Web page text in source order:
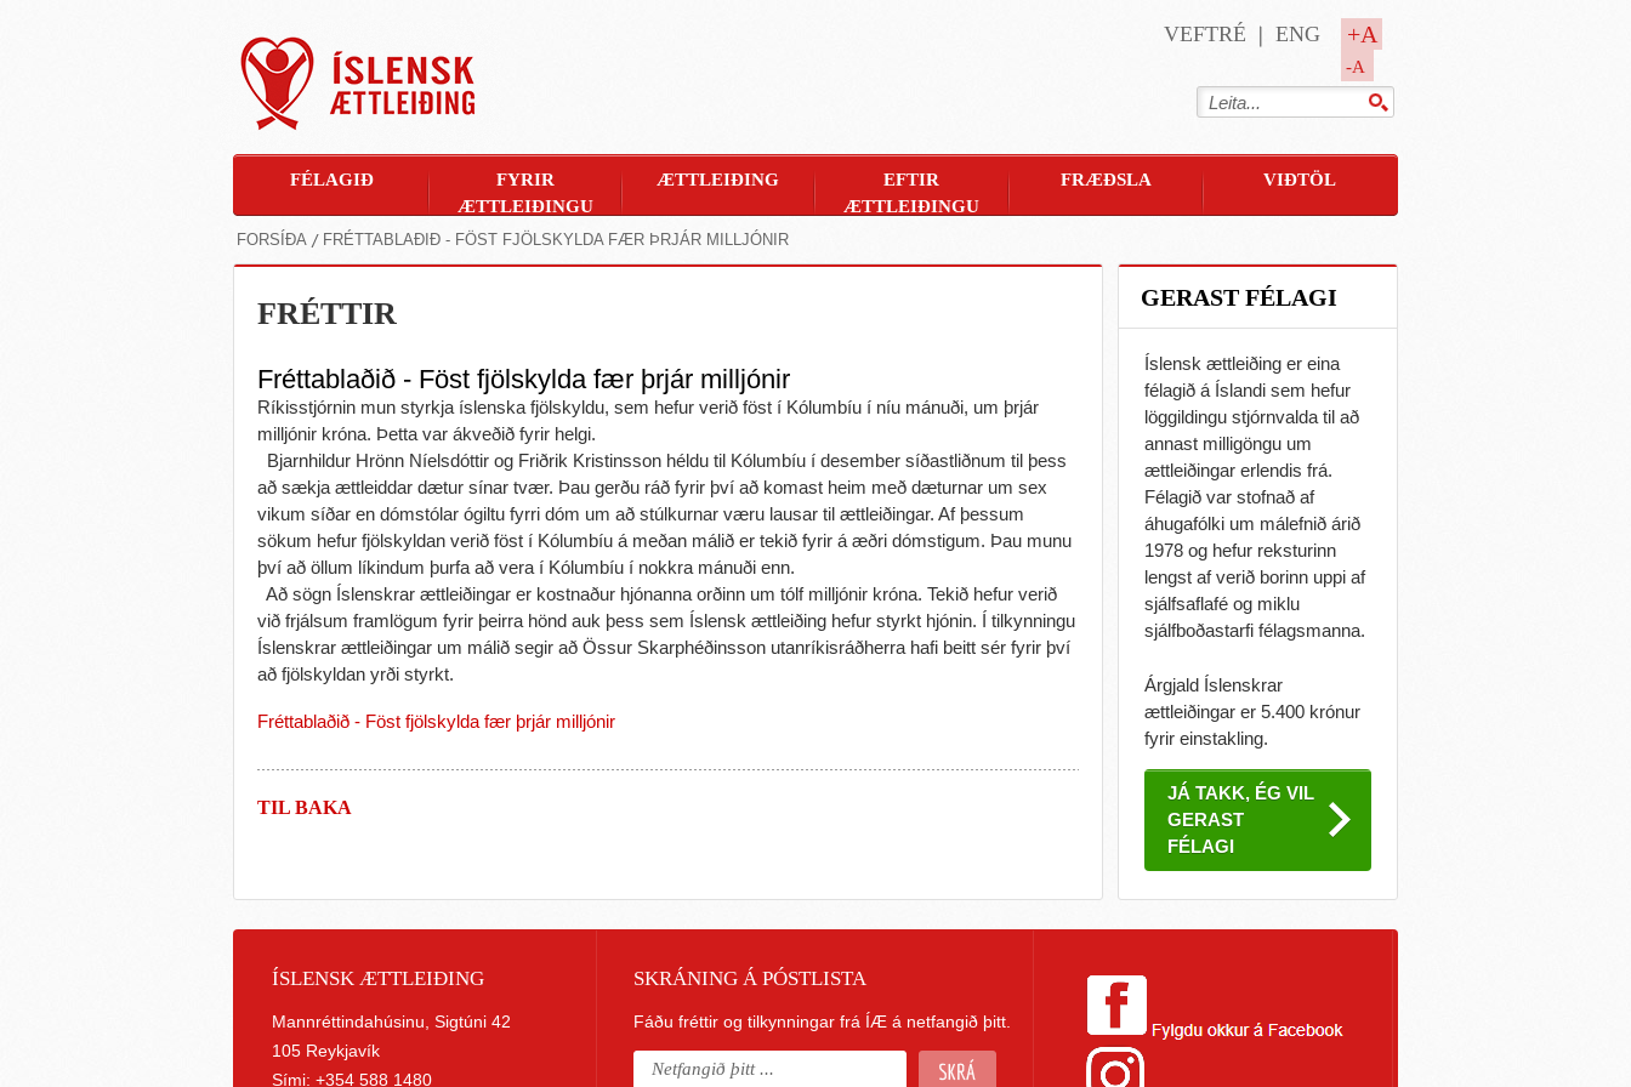
FORSÍÐA FRÉTTABLAÐIÐ - FÖST FJÖLSKYLDA FÆR ÞRJÁR MILLJÓNIR
FRÉTTIR
Fréttablaðið - Föst fjölskylda fær þrjár milljónir
Ríkisstjórnin mun styrkja íslenska fjölskyldu, sem hefur verið föst í Kólumbíu í níu mánuði, um þrjár
milljónir króna. Þetta var ákveðið fyrir helgi.
Bjarnhildur Hrönn Níelsdóttir og Friðrik Kristinsson héldu til Kólumbíu í desember síðastliðnum til þess
að sækja ættleiddar dætur sínar tvær. Þau gerðu ráð fyrir því að komast heim með dæturnar um sex
vikum síðar en dómstólar ógiltu fyrri dóm um að stúlkurnar væru lausar til ættleiðingar. Af þessum
sökum hefur fjölskyldan verið föst í Kólumbíu á meðan málið er tekið fyrir á æðri dómstigum. Þau munu
því að öllum líkindum þurfa að vera í Kólumbíu í nokkra mánuði enn.
Að sögn Íslenskrar ættleiðingar er kostnaður hjónanna orðinn um tólf milljónir króna. Tekið hefur verið
við frjálsum framlögum fyrir þeirra hönd auk þess sem Íslensk ættleiðing hefur styrkt hjónin. Í tilkynningu
Íslenskrar ættleiðingar um málið segir að Össur Skarphéðinsson utanríkisráðherra hafi beitt sér fyrir því
að fjölskyldan yrði styrkt.
Fréttablaðið - Föst fjölskylda fær þrjár milljónir
TIL BAKA
FÉLAGIÐ
FYRIR
ÆTTLEIÐINGU
ÆTTLEIÐING
EFTIR
ÆTTLEIÐINGU
FRÆÐSLA VIÐTÖL
GERAST FÉLAGI
Íslensk ættleiðing er eina
félagið á Íslandi sem hefur
löggildingu stjórnvalda til að
annast milligöngu um
ættleiðingar erlendis frá.
Félagið var stofnað af
áhugafólki um málefnið árið
1978 og hefur reksturinn
lengst af verið borinn uppi af
sjálfsaflafé og miklu
sjálfboðastarfi félagsmanna.
Árgjald Íslenskrar
ættleiðingar er 5.400 krónur
fyrir einstakling.
JÁ TAKK, ÉG VIL
GERAST
FÉLAGI
ÍSLENSK ÆTTLEIÐING
Mannréttindahúsinu, Sigtúni 42
105 Reykjavík
Sími: +354 588 1480
SKRÁNING Á PÓSTLISTA
Fáðu fréttir og tilkynningar frá ÍÆ á netfangið þitt.
+A
-A
VEFTRÉ ENG